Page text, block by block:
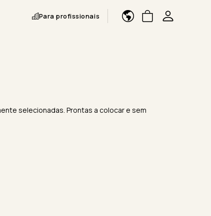
Para profissionais
selecionadas. Prontas a colocar e sem